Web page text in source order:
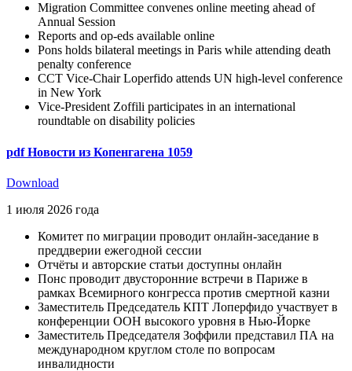
Migration Committee convenes online meeting ahead of
Annual Session
Reports and op-eds available online
Pons holds bilateral meetings in Paris while attending death
penalty conference
CCT Vice-Chair Loperfido attends UN high-level conference
in New York
Vice-President Zoffili participates in an international
roundtable on disability policies
pdf Новости из Копенгагена 1059
Download
1 июля 2026 года
Комитет по миграции проводит онлайн-заседание в
преддверии ежегодной сессии
Отчёты и авторские статьи доступны онлайн
Понс проводит двусторонние встречи в Париже в
рамках Всемирного конгресса против смертной казни
Заместитель Председатель КПТ Лоперфидо участвует в
конференции ООН высокого уровня в Нью-Йорке
Заместитель Председателя Зоффили представил ПА на
международном круглом столе по вопросам
инвалидности